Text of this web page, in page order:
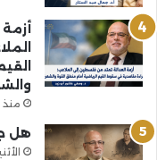
منذ 4 أسابيع
هل
الأثنين 21 محرم